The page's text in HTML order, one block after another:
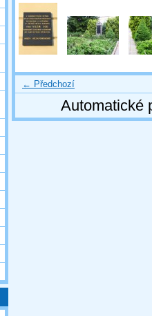
← Předchozí
Automatické